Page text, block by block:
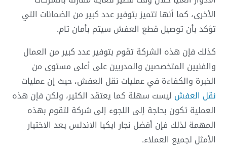
الأخرى، كما أنها تتميز بتوفير عدد كبير من الضمانات التي
تؤكد بأن توصيل قطع العفش سيتم بأمان تام.
كذلك فإن هذه الشركة تقوم بتوفير عدد كبير من العمال
والفنيين المتخصصين والمدربين على أعلى مستوى من
الخبرة والكفاءة في عمليات نقل العفش، حيث إن عمليات
نقل العفش ليست سهلة كما يعتقد الكثير، ولكن فإن هذه
العملية تكون بحاجة إلى اللجوء إلى شركة لتقوم بهذه
المهمة لذلك فإن أفضل نجار ايكيا الاندلس يعد الاختيار
الأمثل لجميع العملاء.